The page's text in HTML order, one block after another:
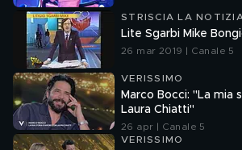
STRISCIA LA NOTIZIA
Lite Sgarbi Mike
26 mar 2019 | Canale 5
VERISSIMO
Marco Bocci: "La mia
Laura Chiatti"
26 apr | Canale 5
VERISSIMO